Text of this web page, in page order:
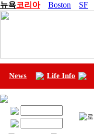
뉴욕코리아 Boston SF
News Life Info